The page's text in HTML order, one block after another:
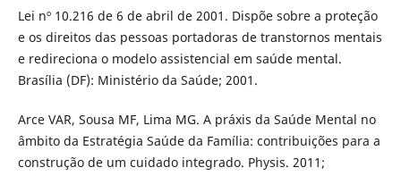
Lei nº 10.216 de 6 de abril de 2001. Dispõe sobre a proteção
e os direitos das pessoas portadoras de transtornos mentais
e redireciona o modelo assistencial em saúde mental.
Brasília (DF): Ministério da Saúde; 2001.
Arce VAR, Sousa MF, Lima MG. A práxis da Saúde Mental no
âmbito da Estratégia Saúde da Família: contribuições para a
construção de um cuidado integrado. Physis. 2011;